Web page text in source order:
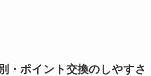
・ポイント交換のしやすさ